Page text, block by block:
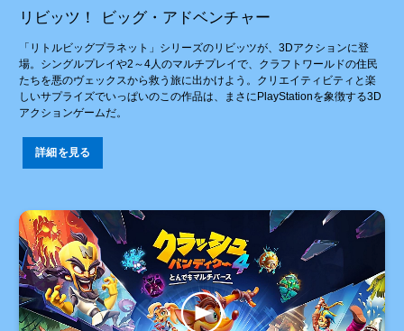
リビッツ！ ビッグ・アドベンチャー
「リトルビッグプラネット」シリーズのリビッツが、3Dアクションに登
場。シングルプレイや2～4人のマルチプレイで、クラフトワールドの住民
たちを悪のヴェックスから救う旅に出かけよう。クリエイティビティと楽
しいサプライズでいっぱいのこの作品は、まさにPlayStationを象徴する3D
アクションゲームだ。
詳細を見る